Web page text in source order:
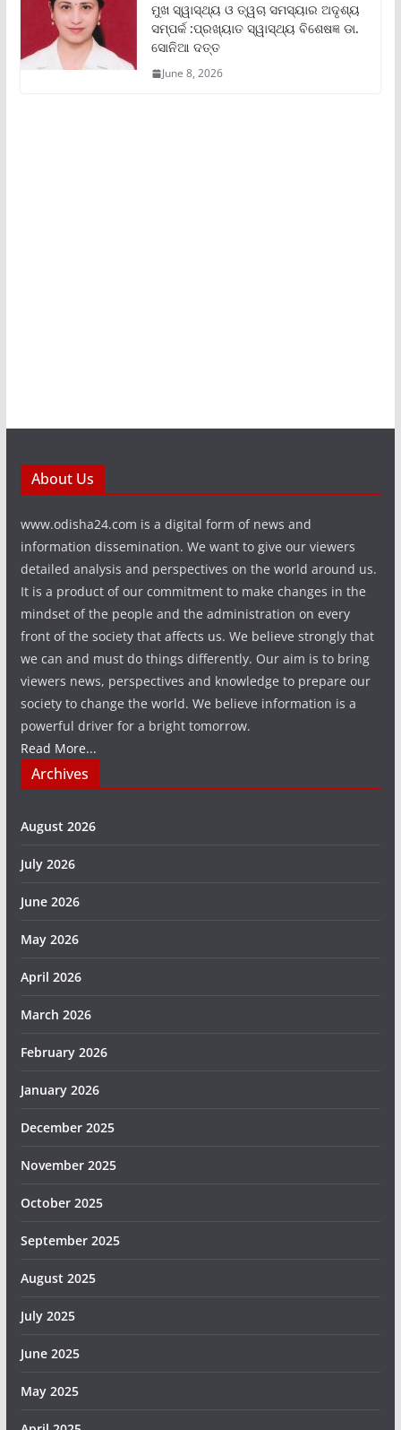
ମୁଖ ସ୍ୱାସ୍ଥ୍ୟ ଓ ତ୍ୱଚା ସମସ୍ୟାର ଅଦୃଶ୍ୟ
ସମ୍ପର୍କ :ପ୍ରଖ୍ୟାତ ସ୍ୱାସ୍ଥ୍ୟ ବିଶେଷଜ୍ଞ ଡା.
ସୋନିଆ ଦତ୍ତ
June 8, 2026
About Us
www.odisha24.com is a digital form of news and
information dissemination. We want to give our viewers
detailed analysis and perspectives on the world around us.
It is a product of our commitment to make changes in the
mindset of the people and the administration on every
front of the society that affects us. We believe strongly that
we can and must do things differently. Our aim is to bring
viewers news, perspectives and knowledge to prepare our
society to change the world. We believe information is a
powerful driver for a bright tomorrow.
Read More...
Archives
August 2026
July 2026
June 2026
May 2026
April 2026
March 2026
February 2026
January 2026
December 2025
November 2025
October 2025
September 2025
August 2025
July 2025
June 2025
May 2025